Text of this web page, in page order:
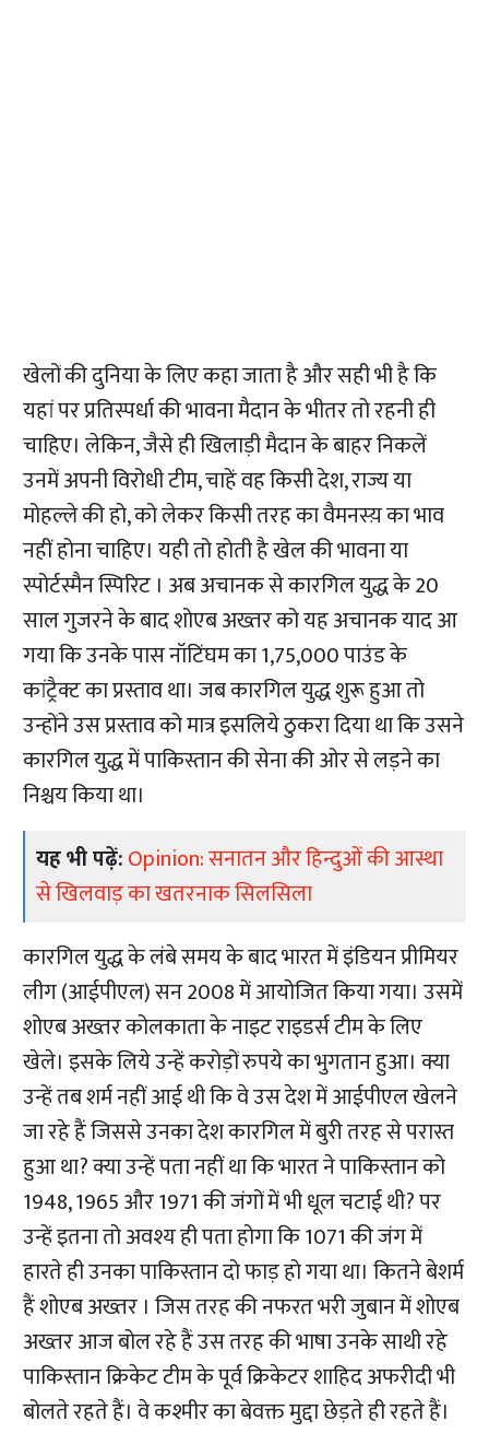
खेलों की दुनिया के लिए कहा जाता है और सही भी है कि
यहां पर प्रतिस्पर्धा की भावना मैदान के भीतर तो रहनी ही
चाहिए। लेकिन, जैसे ही खिलाड़ी मैदान के बाहर निकलें
उनमें अपनी विरोधी टीम, चाहें वह किसी देश, राज्य या
मोहल्ले की हो, को लेकर किसी तरह का वैमनस्य़ का भाव
नहीं होना चाहिए। यही तो होती है खेल की भावना या
स्पोर्टस्मैन स्पिरिट । अब अचानक से कारगिल युद्ध के 20
साल गुजरने के बाद शोएब अख्तर को यह अचानक याद आ
गया कि उनके पास नॉटिंघम का 1,75,000 पाउंड के
कांट्रैक्ट का प्रस्ताव था। जब कारगिल युद्ध शुरू हुआ तो
उन्होंने उस प्रस्ताव को मात्र इसलिये ठुकरा दिया था कि उसने
कारगिल युद्ध में पाकिस्तान की सेना की ओर से लड़ने का
निश्चय किया था।
यह भी पढ़ें:Opinion: सनातन और हिन्दुओं की आस्था
से खिलवाड़ का खतरनाक सिलसिला
कारगिल युद्ध के लंबे समय के बाद भारत में इंडियन प्रीमियर
लीग (आईपीएल) सन 2008 में आयोजित किया गया। उसमें
शोएब अख्तर कोलकाता के नाइट राइडर्स टीम के लिए
खेले। इसके लिये उन्हें करोड़ों रुपये का भुगतान हुआ। क्या
उन्हें तब शर्म नहीं आई थी कि वे उस देश में आईपीएल खेलने
जा रहे हैं जिससे उनका देश कारगिल में बुरी तरह से परास्त
हुआ था? क्या उन्हें पता नहीं था कि भारत ने पाकिस्तान को
1948, 1965 और 1971 की जंगों में भी धूल चटाई थी? पर
उन्हें इतना तो अवश्य ही पता होगा कि 1071 की जंग में
हारते ही उनका पाकिस्तान दो फाड़ हो गया था। कितने बेशर्म
हैं शोएब अख्तर । जिस तरह की नफरत भरी जुबान में शोएब
अख्तर आज बोल रहे हैं उस तरह की भाषा उनके साथी रहे
पाकिस्तान क्रिकेट टीम के पूर्व क्रिकेटर शाहिद अफरीदी भी
बोलते रहते हैं। वे कश्मीर का बेवक्त मुद्दा छेड़ते ही रहते हैं।